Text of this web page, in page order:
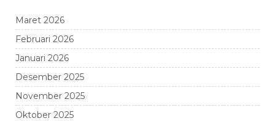
Maret 2026
Februari 2026
Januari 2026
Desember 2025
November 2025
Oktober 2025